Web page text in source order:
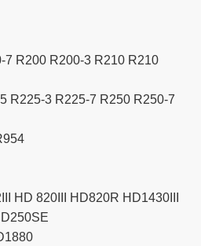
7 R200 R200-3 R210 R210
R225-3 R225-7 R250 R250-7
HD 820III HD820R HD1430III